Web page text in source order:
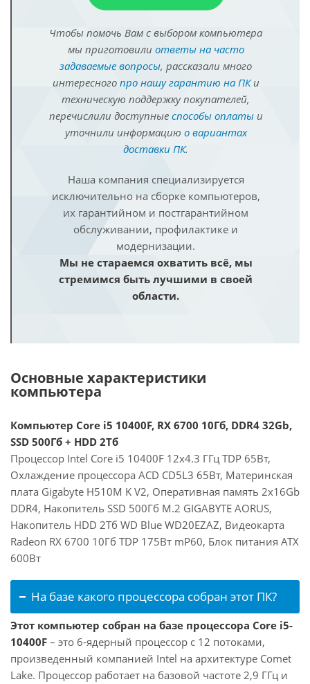
Чтобы помочь Вам с выбором компьютера
мы приготовили ответы на часто
задаваемые вопросы, рассказали много
интересного про нашу гарантию на ПКи
техническую поддержку покупателей,
перечислили доступные способы оплатыи
уточнили информацию о вариантах
доставки ПК.
Наша компания специализируется
исключительно на сборке компьютеров,
их гарантийном и постгарантийном
обслуживании, профилактике и
модернизации.
Мы не стараемся охватить всё, мы
стремимся быть лучшими в своей
области.
Основные характеристики
компьютера
Компьютер Core i5 10400F, RX 6700 10Гб, DDR4 32Gb,
SSD 500Гб + HDD 2Тб
Процессор Intel Core i5 10400F 12x4.3 ГГц TDP 65Вт,
Охлаждение процессора ACD CD5L3 65Вт, Материнская
плата Gigabyte H510M K V2, Оперативная память 2x16Gb
DDR4, Накопитель SSD 500Гб M.2 GIGABYTE AORUS,
Накопитель HDD 2Тб WD Blue WD20EZAZ, Видеокарта
Radeon RX 6700 10Гб TDP 175Вт mP60, Блок питания ATX
600Вт
На базе какого процессора собран этот ПК?
Этот компьютер собран на базе процессора Core i5-
10400F – это 6-ядерный процессор с 12 потоками,
произведенный компанией Intel на архитектуре Comet
Lake. Процессор работает на базовой частоте 2,9 ГГц и